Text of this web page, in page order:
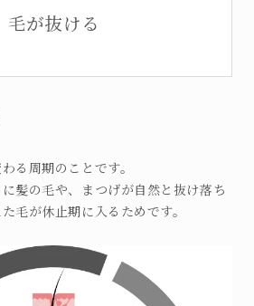
る周期のことです。
髪の毛や、まつげが自然と抜け落ち
毛が休止期に入るためです。